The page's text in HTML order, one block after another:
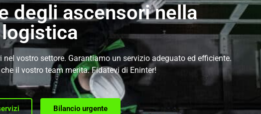
degli ascensori nella
logistica
vostro settore. Garantiamo un servizio adeguato ed efficiente.
che il vostro team merita. Fidatevi di Eninter!
Bilancio urgente